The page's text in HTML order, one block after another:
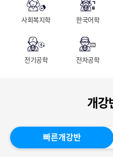
사회복지학 한국어학
전기공학 전자공학
개강
빠른개강반